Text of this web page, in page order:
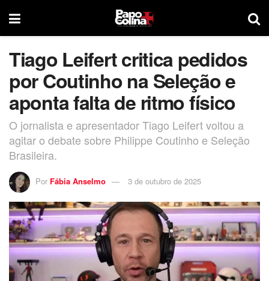
Tiago Leifert critica pedidos
por Coutinho na Seleção e
aponta falta de ritmo físico
O jornalista e apresentador Tiago Leifert voltou a
agitar o debate sobre Philippe Coutinho e Seleção
Brasileira.
Por Fábia Anselmo 3 de outubro de 2025